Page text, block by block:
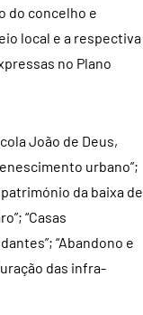
do concelho e
local e a respectiva
no Plano
João de Deus,
urbano”;
da baixa de
“Casas
“Abandono e
das infra-